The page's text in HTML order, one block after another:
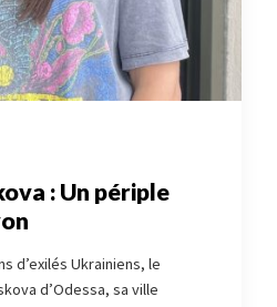
: Un périple
d’exilés Ukrainiens, le
d’Odessa, sa ville